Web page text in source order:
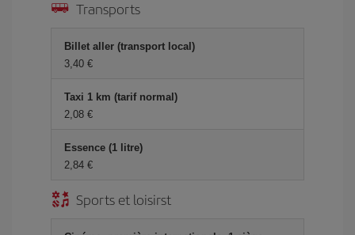
Transports
Billet aller (transport local)
3,40 €
Taxi 1 km (tarif normal)
2,08 €
Essence (1 litre)
2,84 €
Sports et loisirst